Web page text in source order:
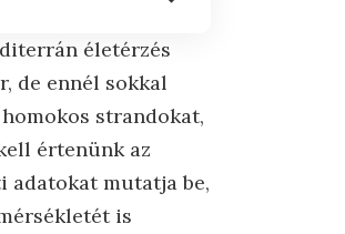
életérzés
de ennél sokkal
strandokat,
értenünk az
adatokat mutatja be,
is